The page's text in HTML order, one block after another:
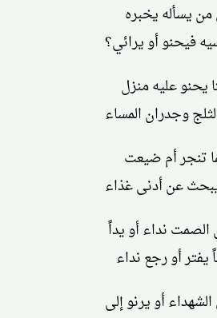
من يسأله يخبره
فيحنو أو يرائي؟
يحنو عليه منزل
وجدران المساء
تنجر أم ضيعت
عن أدنى غذاء
نداء أو يداً
يفتر أو رجع نداء
أو يرنو إلى